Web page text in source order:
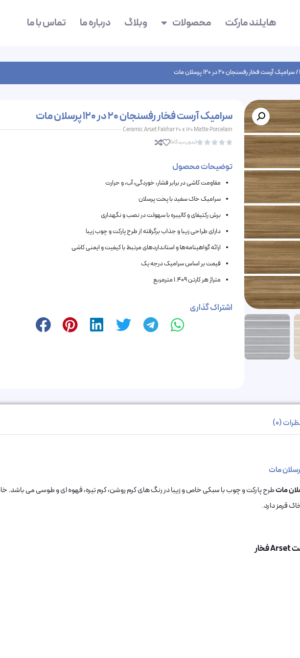
هایلند مارکت محصولات وبلاگ درباره ما تماس با ما
/ سرامیک آرست فخار رفسنجان 20 در 120 پرسلان مات
سرامیک آرست فخار رفسنجان 20 در 120 پرسلان مات
Ceramic Arset Fakhar 20 x 120 Matte Porcelain




(بدون دیدگاه)
توضیحات محصول
مقاومت کاشی در برابر فشار، خوردگی، آب، و حرارت
سرامیک خاک سفید با پخت پرسلان
برش رکتیفای و کالیبره با سهولت در نصب و نگهداری
دارای طراحی زیبا و جذاب برگرفته از طرح پارکت و چوب زیبا
ارائه گواهینامه‌ها و استانداردهای مرتبط با کیفیت و ایمنی کاشی
قیمت بر اساس سرامیک درجه یک
متراژ هر کارتن 1.409 مترمربع
اشتراک گذاری
(0)
طرح پارکت و چوب با سبکی خاص و زیبا در رنگ های کرم روشن، کرم تیره، قهوه ای و طوسی می باشد.
قرمز دارد.